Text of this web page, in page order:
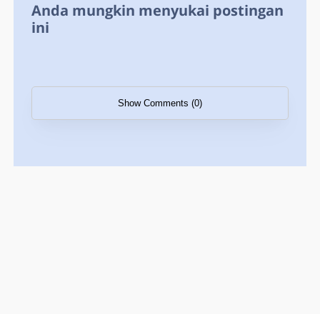
Anda mungkin menyukai postingan
ini
Show Comments (0)